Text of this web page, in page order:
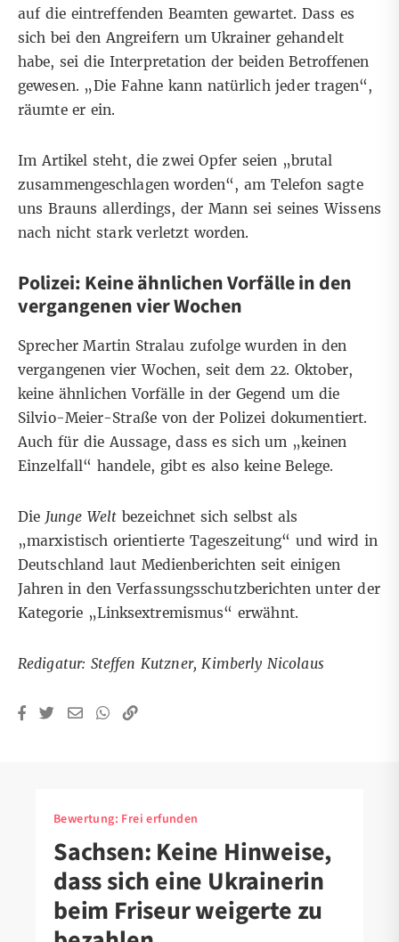
auf die eintreffenden Beamten gewartet. Dass es
sich bei den Angreifern um Ukrainer gehandelt
habe, sei die Interpretation der beiden Betroffenen
gewesen. „Die Fahne kann natürlich jeder tragen“,
räumte er ein.
Im Artikel steht, die zwei Opfer seien „brutal
zusammengeschlagen worden“, am Telefon sagte
uns Brauns allerdings, der Mann sei seines Wissens
nach nicht stark verletzt worden.
Polizei: Keine ähnlichen Vorfälle in den
vergangenen vier Wochen
Sprecher Martin Stralau zufolge wurden in den
vergangenen vier Wochen, seit dem 22. Oktober,
keine ähnlichen Vorfälle in der Gegend um die
Silvio-Meier-Straße von der Polizei dokumentiert.
Auch für die Aussage, dass es sich um „keinen
Einzelfall“ handele, gibt es also keine Belege.
Die Junge Welt bezeichnet sich selbst als
„marxistisch orientierte Tageszeitung“ und wird in
Deutschland laut Medienberichten seit einigen
Jahren in den Verfassungsschutzberichten unter der
Kategorie „Linksextremismus“ erwähnt.
Redigatur: Steffen Kutzner, Kimberly Nicolaus
Bewertung: Frei erfunden
Sachsen: Keine Hinweise,
dass sich eine Ukrainerin
beim Friseur weigerte zu